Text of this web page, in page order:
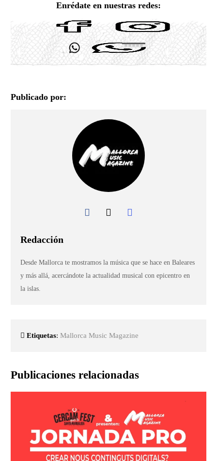
Enrédate en nuestras redes:
Publicado por:
Redacción
Desde Mallorca te mostramos la música que se hace en Baleares
y más allá, acercándote la actualidad musical con epicentro en
la islas.
Etiquetas:Mallorca Music Magazine
Publicaciones relacionadas